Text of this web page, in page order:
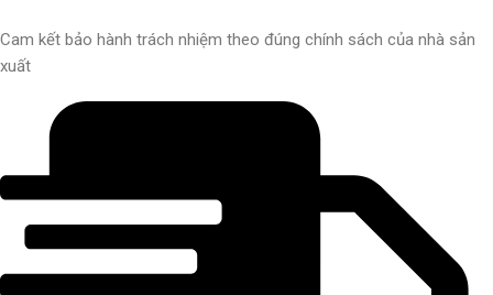
Cam kết bảo hành trách nhiệm theo đúng chính sách của nhà sản
xuất